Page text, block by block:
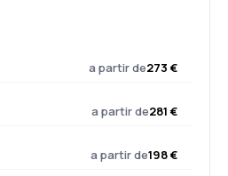
a partir de273 €
a partir de281 €
a partir de198 €